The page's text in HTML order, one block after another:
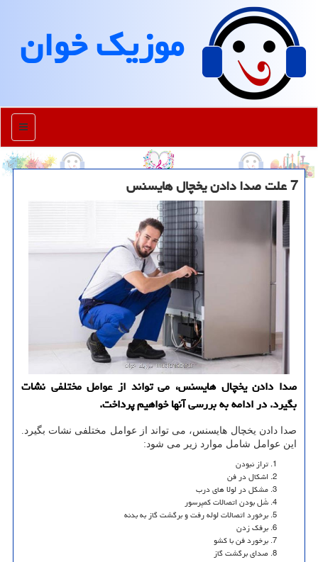
موزیك خوان
منو
7 علت صدا دادن یخچال هایسنس
صدا دادن یخچال هایسنس، می تواند از عوامل مختلفی نشات
بگیرد. در ادامه به بررسی آنها خواهیم پرداخت.
صدا دادن یخچال هایسنس، می تواند از عوامل مختلفی نشات بگیرد.
این عوامل شامل موارد زیر می شود:
تراز نبودن
اشکال در فن
مشکل در لولا های درب
شُل بودن اتصالات کمپرسور
برخورد اتصالات لوله رفت و برگشت گاز به بدنه
برفک زدن
برخورد فن با کشو
صدای برگشت گاز